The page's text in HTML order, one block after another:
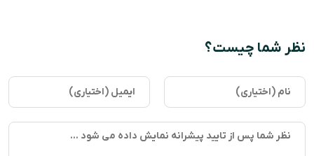
نظر شما چیست؟